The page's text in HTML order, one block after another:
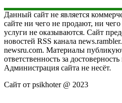
Данный сайт не является
сайте ни чего не продают, ни
услуги не оказываются. Сайт
новостей RSS канала
newsru.com. Материалы
ответственность за
Администрация сайта не несёт.
Сайт от psikhoter @ 2023